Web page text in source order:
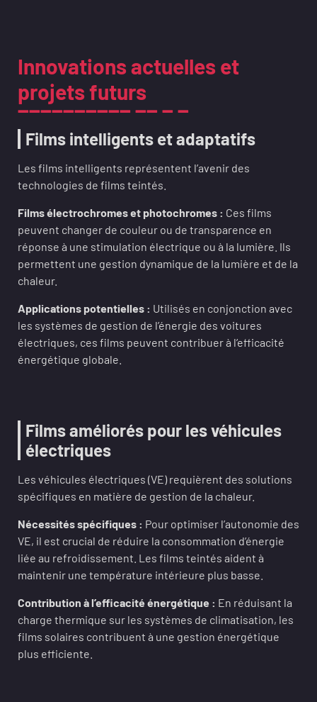
Innovations actuelles et
projets futurs
Films intelligents et adaptatifs
Les films intelligents représentent l’avenir des
technologies de films teintés.
Films électrochromes et photochromes : Ces films
peuvent changer de couleur ou de transparence en
réponse à une stimulation électrique ou à la lumière. Ils
permettent une gestion dynamique de la lumière et de la
chaleur.
Applications potentielles : Utilisés en conjonction avec
les systèmes de gestion de l’énergie des voitures
électriques, ces films peuvent contribuer à l’efficacité
énergétique globale.
Films améliorés pour les véhicules
électriques
Les véhicules électriques (VE) requièrent des solutions
spécifiques en matière de gestion de la chaleur.
Nécessités spécifiques : Pour optimiser l’autonomie des
VE, il est crucial de réduire la consommation d’énergie
liée au refroidissement. Les films teintés aident à
maintenir une température intérieure plus basse.
Contribution à l’efficacité énergétique : En réduisant la
charge thermique sur les systèmes de climatisation, les
films solaires contribuent à une gestion énergétique
plus efficiente.